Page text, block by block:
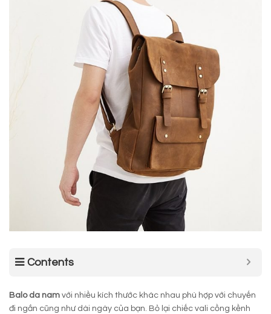
Contents
Balo da nam với nhiều kích thước khác nhau phù hợp với chuyến
đi ngắn cũng như dài ngày của bạn. Bỏ lại chiếc vali cồng kềnh